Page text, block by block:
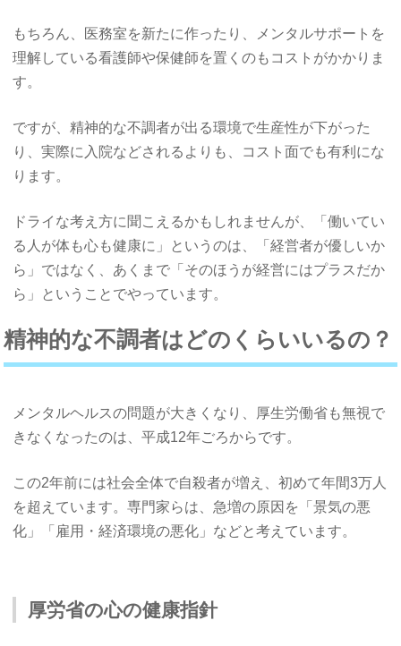
もちろん、医務室を新たに作ったり、メンタルサポートを
理解している看護師や保健師を置くのもコストがかかりま
す。
ですが、精神的な不調者が出る環境で生産性が下がった
り、実際に入院などされるよりも、コスト面でも有利にな
ります。
ドライな考え方に聞こえるかもしれませんが、「働いてい
る人が体も心も健康に」というのは、「経営者が優しいか
ら」ではなく、あくまで「そのほうが経営にはプラスだか
ら」ということでやっています。
精神的な不調者はどのくらいいるの？
メンタルヘルスの問題が大きくなり、厚生労働省も無視で
きなくなったのは、平成12年ごろからです。
この2年前には社会全体で自殺者が増え、初めて年間3万人
を超えています。専門家らは、急増の原因を「景気の悪
化」「雇用・経済環境の悪化」などと考えています。
厚労省の心の健康指針